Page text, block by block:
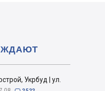
Укрбуд | ул.